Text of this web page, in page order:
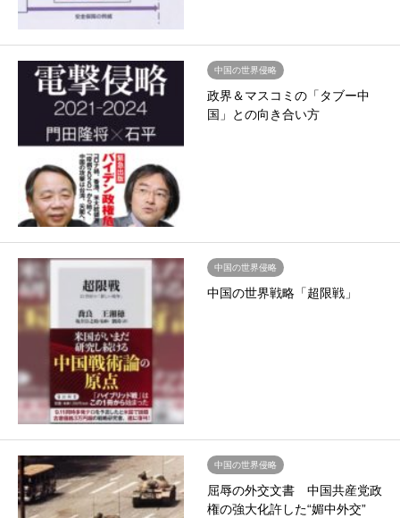
中国の世界侵略
政界＆マスコミの「タブー中
国」との向き合い方
中国の世界侵略
中国の世界戦略「超限戦」
中国の世界侵略
屈辱の外交文書 中国共産党政
権の強大化許した“媚中外交”